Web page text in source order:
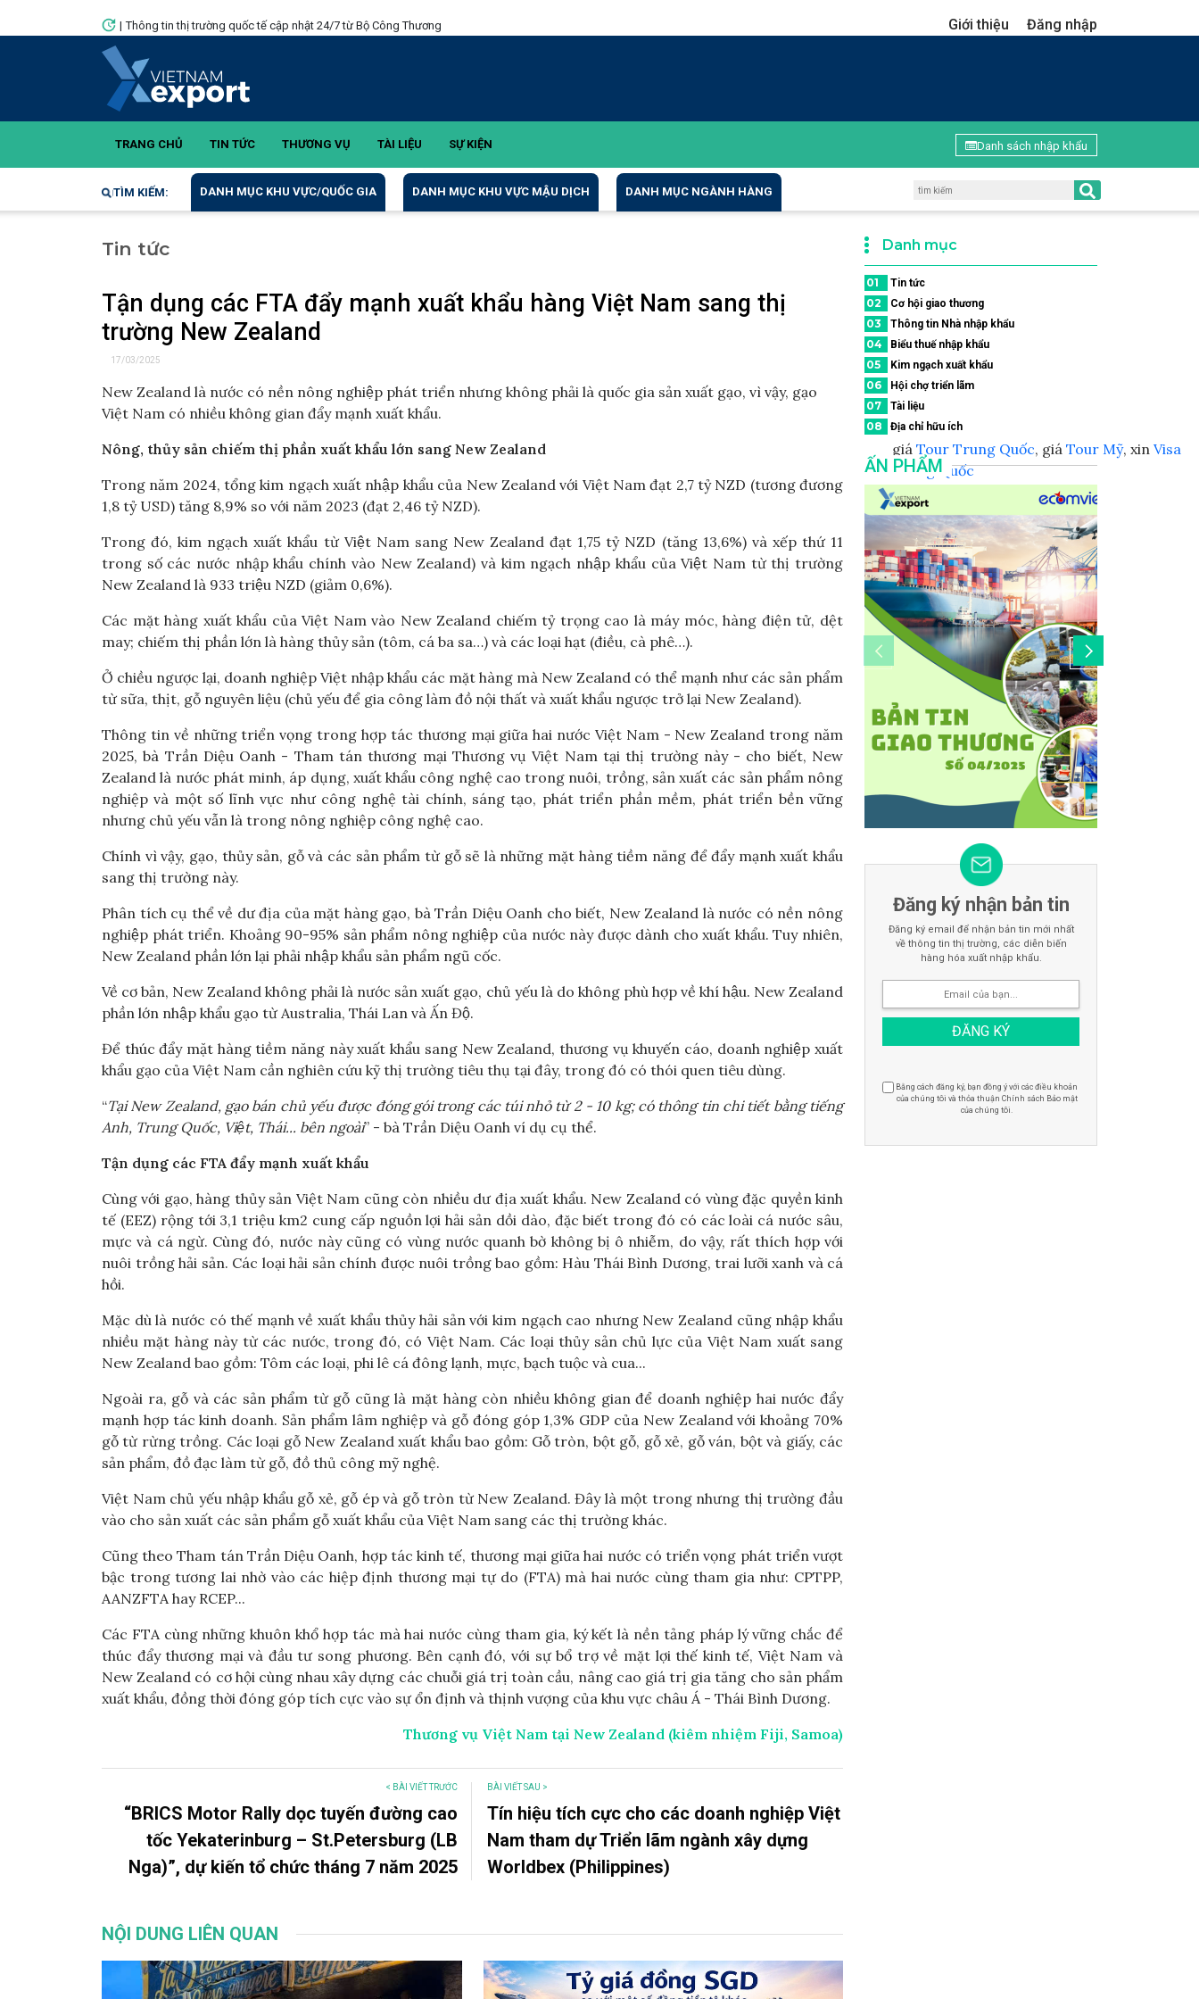
| Thông tin thị trường quốc tế cập nhật 24/7 từ Bộ Công Thương Giới thiệu Đăng nhập
TRANG CHỦ TIN TỨC THƯƠNG VỤ TÀI LIỆU SỰ KIỆN Danh sách nhập khẩu
TÌM KIẾM: DANH MỤC KHU VỰC/QUỐC GIA DANH MỤC KHU VỰC MẬU DỊCH DANH MỤC NGÀNH HÀNG
Tin tức
Tận dụng các FTA đẩy mạnh xuất khẩu hàng Việt Nam sang thị
trường New Zealand
17/03/2025
New Zealand là nước có nền nông nghiệp phát triển nhưng không phải là quốc gia sản xuất gạo, vì vậy, gạo
Việt Nam có nhiều không gian đẩy mạnh xuất khẩu.
giá Tour Trung Quốc, giá Tour Mỹ, xin Visa
Trung Quốc
Nông, thủy sản chiếm thị phần xuất khẩu lớn sang New Zealand
Trong năm 2024, tổng kim ngạch xuất nhập khẩu của New Zealand với Việt Nam đạt 2,7 tỷ NZD (tương đương
1,8 tỷ USD) tăng 8,9% so với năm 2023 (đạt 2,46 tỷ NZD).
Trong đó, kim ngạch xuất khẩu từ Việt Nam sang New Zealand đạt 1,75 tỷ NZD (tăng 13,6%) và xếp thứ 11
trong số các nước nhập khẩu chính vào New Zealand) và kim ngạch nhập khẩu của Việt Nam từ thị trường
New Zealand là 933 triệu NZD (giảm 0,6%).
Các mặt hàng xuất khẩu của Việt Nam vào New Zealand chiếm tỷ trọng cao là máy móc, hàng điện tử, dệt
may; chiếm thị phần lớn là hàng thủy sản (tôm, cá ba sa…) và các loại hạt (điều, cà phê…).
Ở chiều ngược lại, doanh nghiệp Việt nhập khẩu các mặt hàng mà New Zealand có thể mạnh như các sản phẩm
từ sữa, thịt, gỗ nguyên liệu (chủ yếu để gia công làm đồ nội thất và xuất khẩu ngược trở lại New Zealand).
Thông tin về những triển vọng trong hợp tác thương mại giữa hai nước Việt Nam - New Zealand trong năm
2025, bà Trần Diệu Oanh - Tham tán thương mại Thương vụ Việt Nam tại thị trường này - cho biết, New
Zealand là nước phát minh, áp dụng, xuất khẩu công nghệ cao trong nuôi, trồng, sản xuất các sản phẩm nông
nghiệp và một số lĩnh vực như công nghệ tài chính, sáng tạo, phát triển phần mềm, phát triển bền vững
nhưng chủ yếu vẫn là trong nông nghiệp công nghệ cao.
Chính vì vậy, gạo, thủy sản, gỗ và các sản phẩm từ gỗ sẽ là những mặt hàng tiềm năng để đẩy mạnh xuất khẩu
sang thị trường này.
Phân tích cụ thể về dư địa của mặt hàng gạo, bà Trần Diệu Oanh cho biết, New Zealand là nước có nền nông
nghiệp phát triển. Khoảng 90-95% sản phẩm nông nghiệp của nước này được dành cho xuất khẩu. Tuy nhiên,
New Zealand phần lớn lại phải nhập khẩu sản phẩm ngũ cốc.
Về cơ bản, New Zealand không phải là nước sản xuất gạo, chủ yếu là do không phù hợp về khí hậu. New Zealand
phần lớn nhập khẩu gạo từ Australia, Thái Lan và Ấn Độ.
Để thúc đẩy mặt hàng tiềm năng này xuất khẩu sang New Zealand, thương vụ khuyến cáo, doanh nghiệp xuất
khẩu gạo của Việt Nam cần nghiên cứu kỹ thị trường tiêu thụ tại đây, trong đó có thói quen tiêu dùng.
“Tại New Zealand, gạo bán chủ yếu được đóng gói trong các túi nhỏ từ 2 - 10 kg; có thông tin chi tiết bằng tiếng
Anh, Trung Quốc, Việt, Thái... bên ngoài” - bà Trần Diệu Oanh ví dụ cụ thể.
Tận dụng các FTA đẩy mạnh xuất khẩu
Cùng với gạo, hàng thủy sản Việt Nam cũng còn nhiều dư địa xuất khẩu. New Zealand có vùng đặc quyền kinh
tế (EEZ) rộng tới 3,1 triệu km2 cung cấp nguồn lợi hải sản dồi dào, đặc biết trong đó có các loài cá nước sâu,
mực và cá ngừ. Cùng đó, nước này cũng có vùng nước quanh bờ không bị ô nhiễm, do vậy, rất thích hợp với
nuôi trồng hải sản. Các loại hải sản chính được nuôi trồng bao gồm: Hàu Thái Bình Dương, trai lưỡi xanh và cá
hồi.
Mặc dù là nước có thế mạnh về xuất khẩu thủy hải sản với kim ngạch cao nhưng New Zealand cũng nhập khẩu
nhiều mặt hàng này từ các nước, trong đó, có Việt Nam. Các loại thủy sản chủ lực của Việt Nam xuất sang
New Zealand bao gồm: Tôm các loại, phi lê cá đông lạnh, mực, bạch tuộc và cua...
Ngoài ra, gỗ và các sản phẩm từ gỗ cũng là mặt hàng còn nhiều không gian để doanh nghiệp hai nước đẩy
mạnh hợp tác kinh doanh. Sản phẩm lâm nghiệp và gỗ đóng góp 1,3% GDP của New Zealand với khoảng 70%
gỗ từ rừng trồng. Các loại gỗ New Zealand xuất khẩu bao gồm: Gỗ tròn, bột gỗ, gỗ xẻ, gỗ ván, bột và giấy, các
sản phẩm, đồ đạc làm từ gỗ, đồ thủ công mỹ nghệ.
Việt Nam chủ yếu nhập khẩu gỗ xẻ, gỗ ép và gỗ tròn từ New Zealand. Đây là một trong nhưng thị trường đầu
vào cho sản xuất các sản phẩm gỗ xuất khẩu của Việt Nam sang các thị trường khác.
Cũng theo Tham tán Trần Diệu Oanh, hợp tác kinh tế, thương mại giữa hai nước có triển vọng phát triển vượt
bậc trong tương lai nhờ vào các hiệp định thương mại tự do (FTA) mà hai nước cùng tham gia như: CPTPP,
AANZFTA hay RCEP...
Các FTA cùng những khuôn khổ hợp tác mà hai nước cùng tham gia, ký kết là nền tảng pháp lý vững chắc để
thúc đẩy thương mại và đầu tư song phương. Bên cạnh đó, với sự bổ trợ về mặt lợi thế kinh tế, Việt Nam và
New Zealand có cơ hội cùng nhau xây dựng các chuỗi giá trị toàn cầu, nâng cao giá trị gia tăng cho sản phẩm
xuất khẩu, đồng thời đóng góp tích cực vào sự ổn định và thịnh vượng của khu vực châu Á - Thái Bình Dương.
Thương vụ Việt Nam tại New Zealand (kiêm nhiệm Fiji, Samoa)
< BÀI VIẾT TRƯỚC
“BRICS Motor Rally dọc tuyến đường cao
tốc Yekaterinburg – St.Petersburg (LB
Nga)”, dự kiến tổ chức tháng 7 năm 2025
BÀI VIẾT SAU >
Tín hiệu tích cực cho các doanh nghiệp Việt
Nam tham dự Triển lãm ngành xây dựng
Worldbex (Philippines)
NỘI DUNG LIÊN QUAN
Danh mục
01 Tin tức
02 Cơ hội giao thương
03 Thông tin Nhà nhập khẩu
04 Biểu thuế nhập khẩu
05 Kim ngạch xuất khẩu
06 Hội chợ triển lãm
07 Tài liệu
08 Địa chỉ hữu ích
ẤN PHẨM
Đăng ký nhận bản tin
Đăng ký email để nhận bản tin mới nhất
về thông tin thị trường, các diễn biến
hàng hóa xuất nhập khẩu.
Bằng cách đăng ký, bạn đồng ý với các điều khoản
của chúng tôi và thỏa thuận Chính sách Bảo mật
của chúng tôi.